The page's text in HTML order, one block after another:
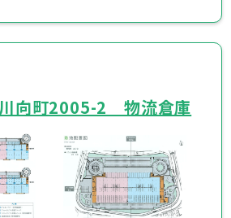
向町2005-2 物流倉庫